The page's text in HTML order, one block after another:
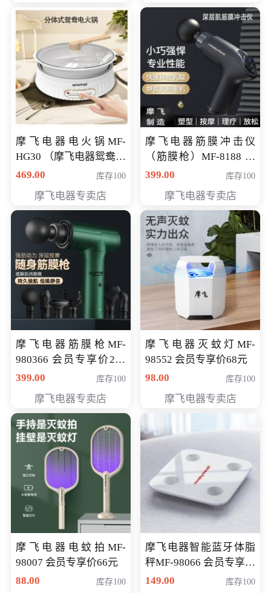
摩飞电器电火锅MF-
HG30 （摩飞电器鸳鸯锅
MF-HG30 ） 会员专享价
469.00 库存100
摩飞电器专卖店
摩飞电器筋膜冲击仪
（筋膜枪）MF-8188 会
员专享价268元
399.00 库存100
摩飞电器专卖店
摩飞电器筋膜枪MF-
980366 会员专享价299
元
399.00 库存100
摩飞电器专卖店
摩飞电器灭蚊灯MF-
98552 会员专享价68元
98.00
库存100
摩飞电器专卖店
摩飞电器电蚊拍MF-
98007 会员专享价66元
88.00
库存100
摩飞电器智能蓝牙体脂
秤MF-98066 会员专享价
98元
149.00 库存100